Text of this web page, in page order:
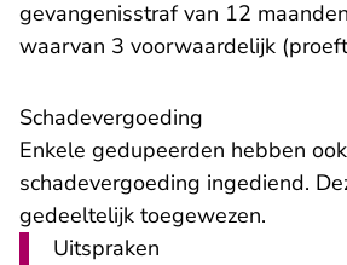
gevangenisstraf van 12
waarvan 3 voorwaardelijk
Schadevergoeding
Enkele gedupeerden hebben
schadevergoeding ingediend.
gedeeltelijk toegewezen.
Uitspraken